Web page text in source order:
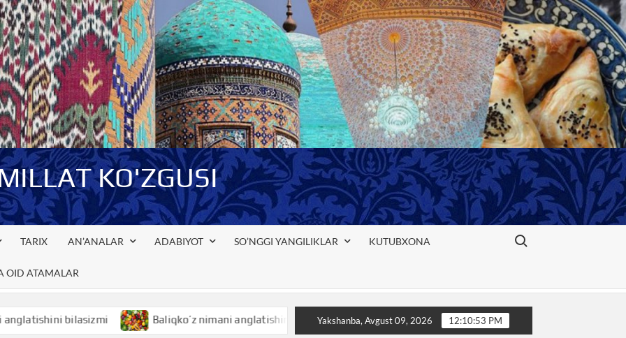
KO'ZGUSI
TARIX AN’ANALAR ADABIYOT SO’NGGI YANGILIKLAR KUTUBXONA
OID ATAMALAR
Search for:
bilasizmi Baliqko’z nimani anglatishini bilasizmi Baliq nimani anglatishini bilasizmi
Yakshanba, Avgust 09, 2026 12:10:53 PM